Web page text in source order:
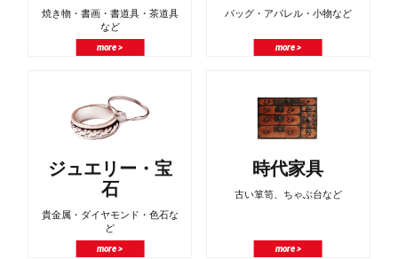
焼き物・書画・書道具・茶道具
など
more >
バッグ・アパレル・小物など
more >
ジュエリー・宝
石
貴金属・ダイヤモンド・色石な
ど
more >
時代家具
古い箪笥、ちゃぶ台など
more >